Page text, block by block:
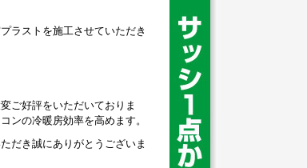
ラストを施工させていただき
ご好評をいただいておりま
ンの冷暖房効率を高めます。
だき誠にありがとうございま